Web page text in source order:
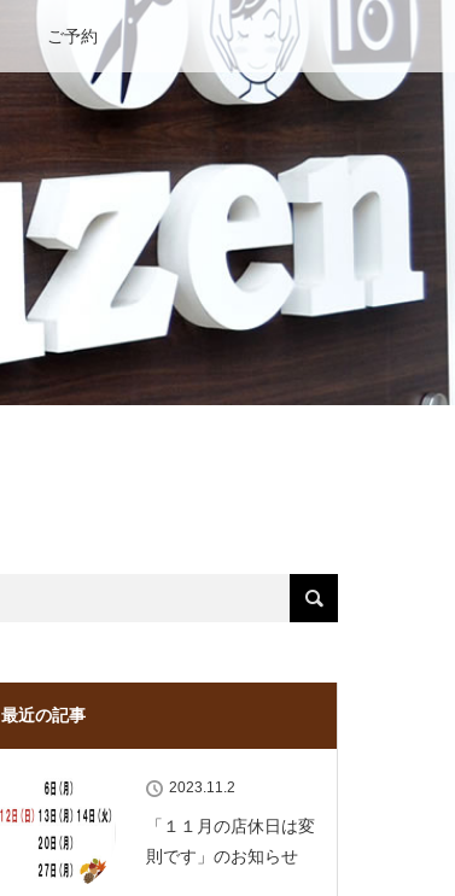
ご予約
最近の記事
2023.11.2
「１１月の店休日は変
則です」のお知らせ